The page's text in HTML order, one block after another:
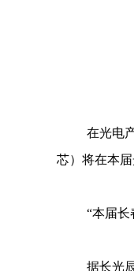
在光电
芯）将在本
“本届
据长光